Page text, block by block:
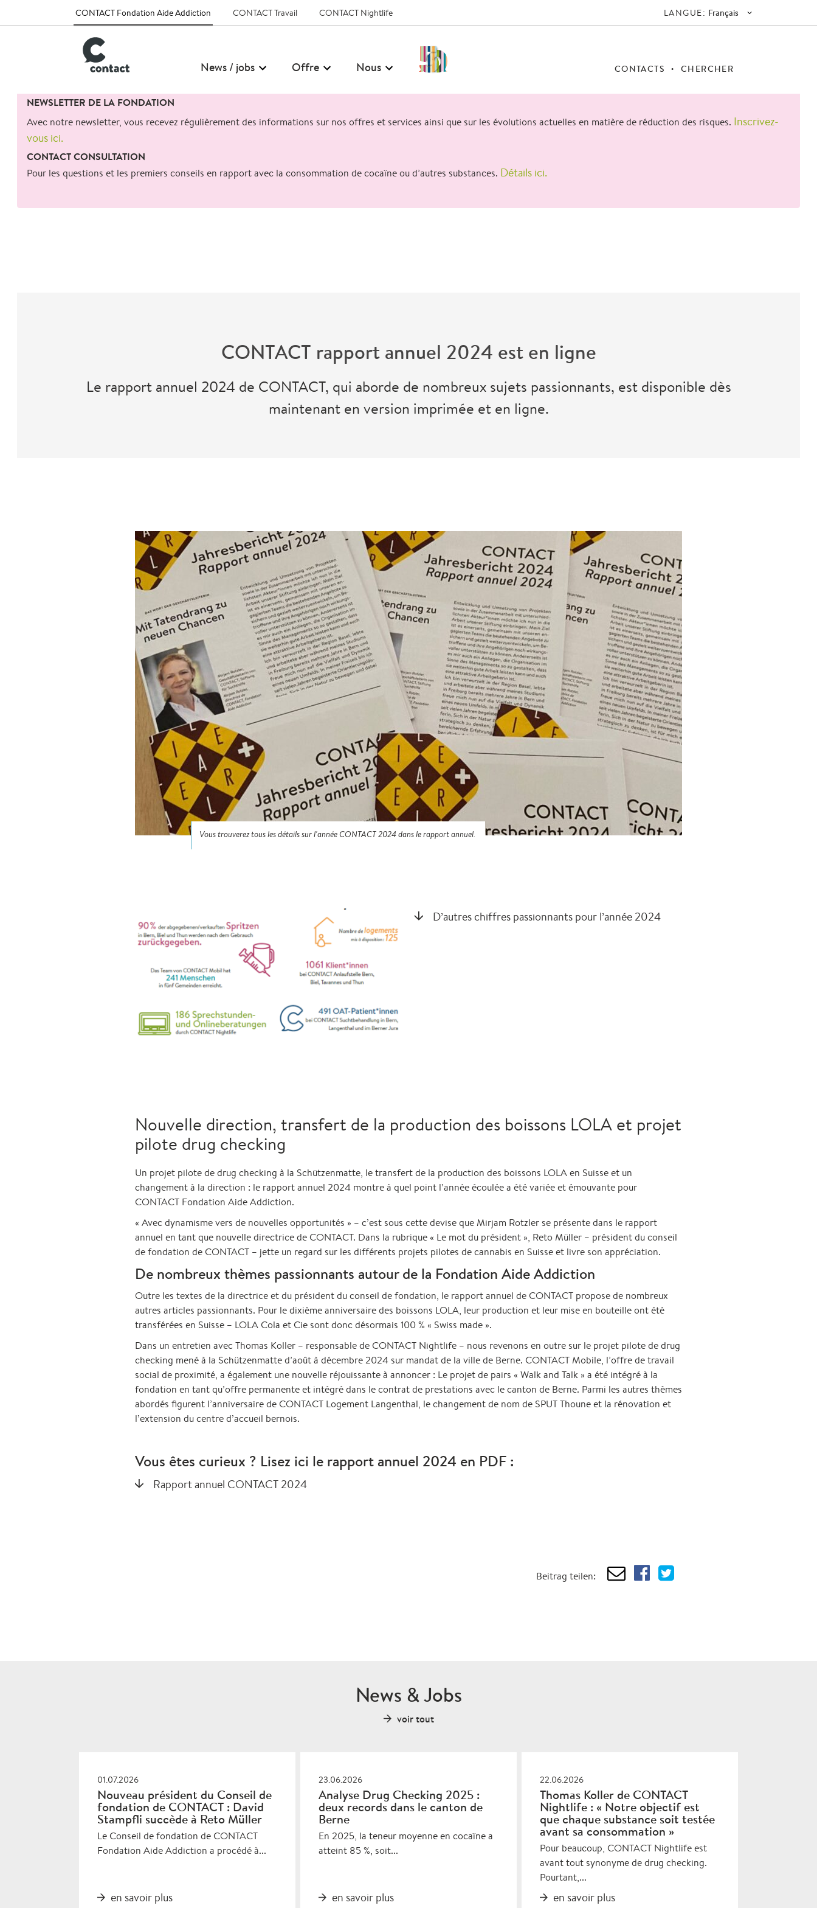
CONTACT Fondation Aide Addiction CONTACT Travail CONTACT Nightlife Français
LANGUE:
News / jobs Offre Nous
CONTACT
FR
CONTACTS CHERCHER
for:
NEWSLETTER DE LA FONDATION
Avec notre newsletter, vous recevez régulièrement des informations sur nos offres et services ainsi que sur les évolutions actuelles en matière de réduction des risques. Inscrivez-
vous ici.
CONTACT CONSULTATION
Pour les questions et les premiers conseils en rapport avec la consommation de cocaïne ou d’autres substances. Détails ici.
CONTACT rapport annuel 2024 est en ligne
Le rapport annuel 2024 de CONTACT, qui aborde de nombreux sujets passionnants, est disponible dès
maintenant en version imprimée et en ligne.
Vous trouverez tous les détails sur l'année CONTACT 2024 dans le rapport annuel.
D’autres chiffres passionnants pour l’année 2024
Nouvelle direction, transfert de la production des boissons LOLA et projet
pilote drug checking
Un projet pilote de drug checking à la Schützenmatte, le transfert de la production des boissons LOLA en Suisse et un
changement à la direction : le rapport annuel 2024 montre à quel point l’année écoulée a été variée et émouvante pour
CONTACT Fondation Aide Addiction.
« Avec dynamisme vers de nouvelles opportunités » – c’est sous cette devise que Mirjam Rotzler se présente dans le rapport
annuel en tant que nouvelle directrice de CONTACT. Dans la rubrique « Le mot du président », Reto Müller – président du conseil
de fondation de CONTACT – jette un regard sur les différents projets pilotes de cannabis en Suisse et livre son appréciation.
De nombreux thèmes passionnants autour de la Fondation Aide Addiction
Outre les textes de la directrice et du président du conseil de fondation, le rapport annuel de CONTACT propose de nombreux
autres articles passionnants. Pour le dixième anniversaire des boissons LOLA, leur production et leur mise en bouteille ont été
transférées en Suisse – LOLA Cola et Cie sont donc désormais 100 % « Swiss made ».
Dans un entretien avec Thomas Koller – responsable de CONTACT Nightlife – nous revenons en outre sur le projet pilote de drug
checking mené à la Schützenmatte d’août à décembre 2024 sur mandat de la ville de Berne. CONTACT Mobile, l’offre de travail
social de proximité, a également une nouvelle réjouissante à annoncer : Le projet de pairs « Walk and Talk » a été intégré à la
fondation en tant qu’offre permanente et intégré dans le contrat de prestations avec le canton de Berne. Parmi les autres thèmes
abordés figurent l’anniversaire de CONTACT Logement Langenthal, le changement de nom de SPUT Thoune et la rénovation et
l’extension du centre d’accueil bernois.
Vous êtes curieux ? Lisez ici le rapport annuel 2024 en PDF :
Rapport annuel CONTACT 2024
Beitrag teilen:
News & Jobs
voir tout
01.07.2026
Nouveau président du Conseil de
fondation de CONTACT : David
Stampfli succède à Reto Müller
Le Conseil de fondation de CONTACT
Fondation Aide Addiction a procédé à...
en savoir plus
23.06.2026
Analyse Drug Checking 2025 :
deux records dans le canton de
Berne
En 2025, la teneur moyenne en cocaïne a
atteint 85 %, soit...
en savoir plus
22.06.2026
Thomas Koller de CONTACT
Nightlife : « Notre objectif est
que chaque substance soit testée
avant sa consommation »
Pour beaucoup, CONTACT Nightlife est
avant tout synonyme de drug checking.
Pourtant,...
en savoir plus